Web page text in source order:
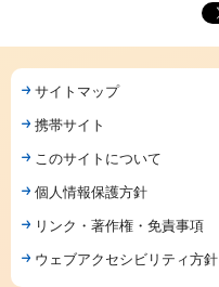
サイトマップ
携帯サイト
このサイトについて
個人情報保護方針
リンク・著作権・免責事項
ウェブアクセシビリティ方針